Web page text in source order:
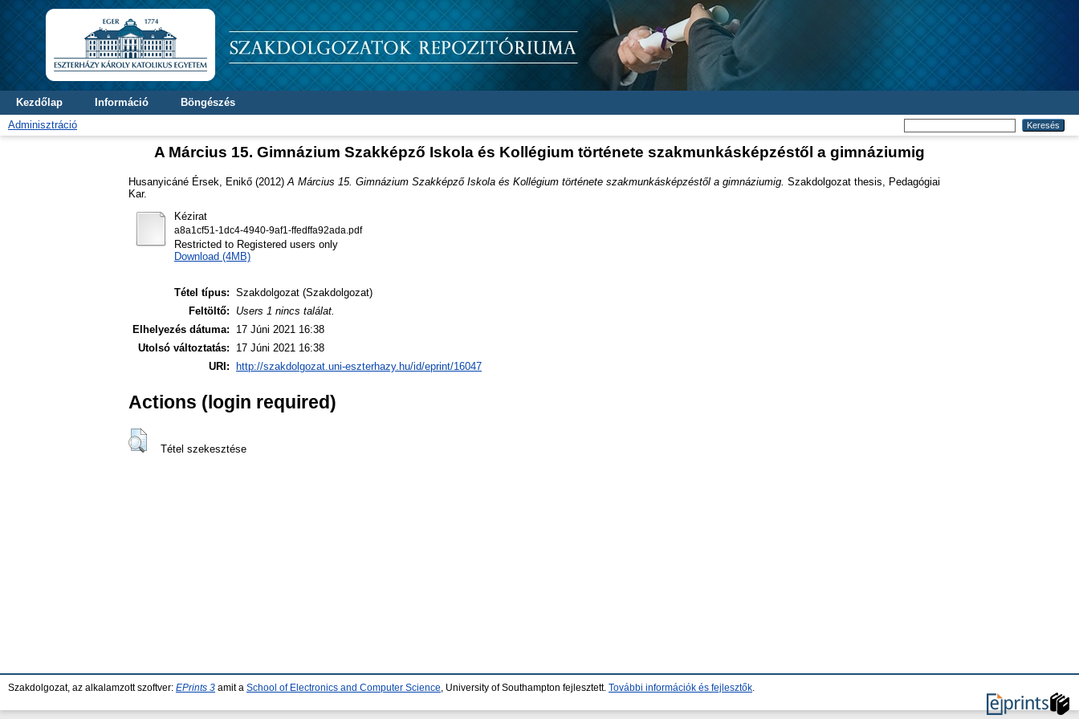
Kezdőlap Információ
Böngészés
Adminisztráció
A Március 15. Gimnázium Szakképző Iskola és Kollégium története szakmunkásképzéstől a gimnáziumig
Husanyicáné Érsek, Enikő (2012) A Március 15. Gimnázium Szakképző Iskola és Kollégium története szakmunkásképzéstől a gimnáziumig. Szakdolgozat thesis, Pedagógiai
Kar.
Kézirat
a8a1cf51-1dc4-4940-9af1-ffedffa92ada.pdf
Restricted to Registered users only
Download (4MB)
Tétel típus: Szakdolgozat (Szakdolgozat)
Feltöltő:
Users 1 nincs találat.
Elhelyezés dátuma:
17 Júni 2021 16:38
Utolsó változtatás:
17 Júni 2021 16:38
URI:
http://szakdolgozat.uni-eszterhazy.hu/id/eprint/16047
Actions (login required)
Tétel szekesztése
Szakdolgozat, az alkalamzott szoftver: EPrints 3 amit a School of Electronics and Computer Science , University of Southampton fejlesztett. További információk és fejlesztők